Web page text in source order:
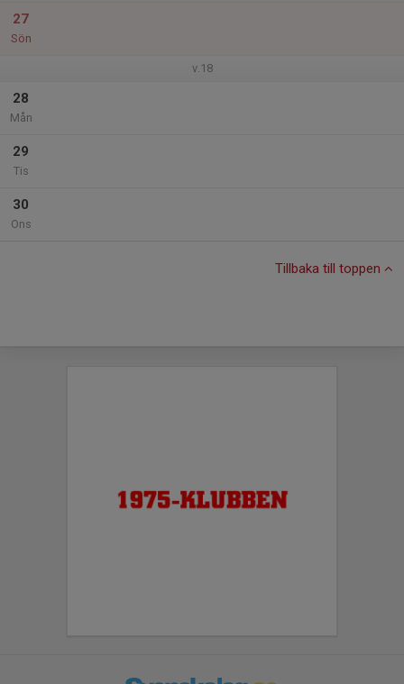
27
Sön
v.18
28
Mån
29
Tis
30
Ons
Tillbaka till toppen